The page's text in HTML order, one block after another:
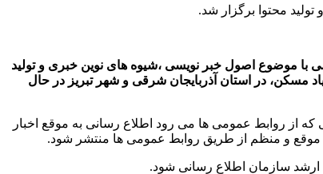
محتوا برگزار شد.
با موضوع اصول خبر نویسی ،شیوه های نوین خبری و تولید
مسکن، در استان آذربایجان شرقی و شهر تبریز در حال
که از روابط عمومی ها می رود اطلاع رسانی به موقع اخبار
موقع و منظم از طریق روابط عمومی ها منتشر شود.
ارشد سازمان اطلاع رسانی شود.